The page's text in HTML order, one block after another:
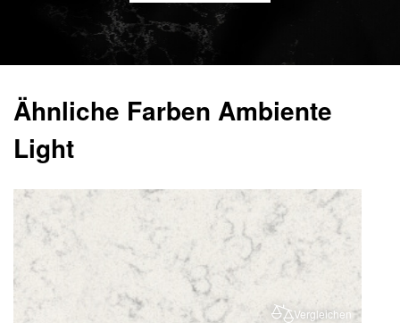
Ähnliche Farben Ambiente
Light
Vergleichen